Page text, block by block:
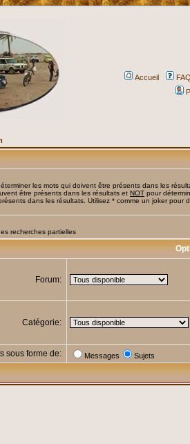
Accueil
les mots qui doivent être présents dans les
être présents dans les résultats et NOT pour
dans les résultats. Utilisez * comme un joker pour
recherches partielles
Forum:
Catégorie:
sous forme de: Messages Sujets